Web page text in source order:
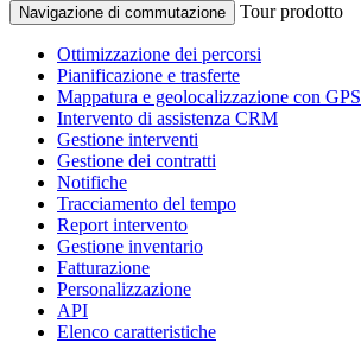
Navigazione di commutazione Tour prodotto
Ottimizzazione dei percorsi
Pianificazione e trasferte
Mappatura e geolocalizzazione con GPS
Intervento di assistenza CRM
Gestione interventi
Gestione dei contratti
Notifiche
Tracciamento del tempo
Report intervento
Gestione inventario
Fatturazione
Personalizzazione
API
Elenco caratteristiche